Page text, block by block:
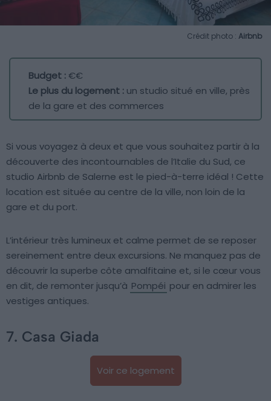
Crédit photo : Airbnb
Budget :€€
Le plus du logement : un studio situé en ville, près
de la gare et des commerces
Si vous voyagez à deux et que vous souhaitez partir à la
découverte des incontournables de l’Italie du Sud, ce
studio Airbnb de Salerne est le pied-à-terre idéal ! Cette
location est située au centre de la ville, non loin de la
gare et du port.
L’intérieur très lumineux et calme permet de se reposer
sereinement entre deux excursions. Ne manquez pas de
découvrir la superbe côte amalfitaine et, si le cœur vous
en dit, de remonter jusqu’à Pompéi pour en admirer les
vestiges antiques.
7. Casa Giada
Voir ce logement